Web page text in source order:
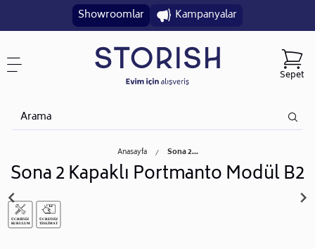
Showroomlar Kampanyalar
Sepet
Anasayfa Sona 2...
Sona 2 Kapaklı Portmanto Modül B2